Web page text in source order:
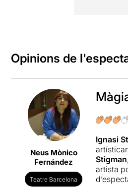
Opinions de
Neus Mònico
Fernández
Teatre Barcelona
Ignasi
Stigman
artista